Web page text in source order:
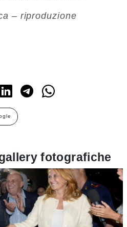
– riproduzione
fotografiche